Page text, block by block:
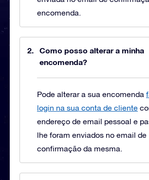
encomenda.
Como posso alterar a minha
encomenda?
Pode alterar a sua encomenda
login na sua conta de cliente
endereço de email pessoal e
lhe foram enviados no email de
confirmação da mesma.